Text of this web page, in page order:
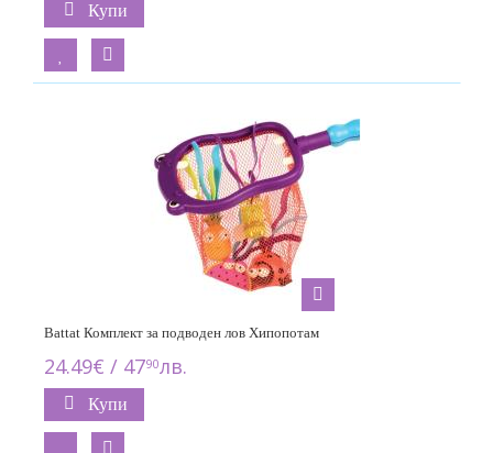
Купи
Battat Комплект за подводен лов Хипопотам
24.49€ / 4790лв.
Купи